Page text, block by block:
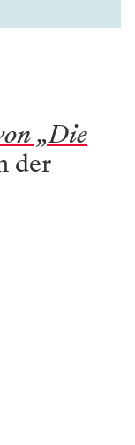
„Die
der